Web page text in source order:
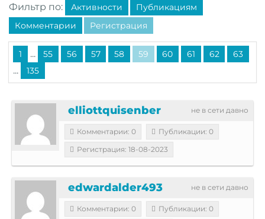
Фильтр по: Активности
Публикациям
Комментарии
Регистрация
1 ... 55 56 57 58 59 60 61 62 63
... 135
не в сети давно
elliottquisenber
Комментарии: 0
Публикации: 0
Регистрация: 18-08-2023
не в сети давно
edwardalder493
Комментарии: 0
Публикации: 0